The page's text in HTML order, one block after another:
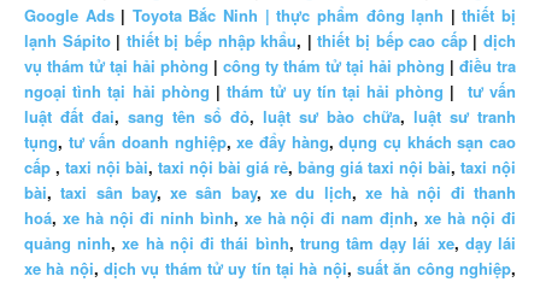
Google Ads| Toyota Bắc Ninh | thực phẩm đông lạnh |thiết bị
lạnh Sápito | thiết bị bếp nhập khẩu, |thiết bị bếp cao cấp|dịch
vụ thám tử tại hải phòng | công ty thám tử tại hải phòng | điều tra
ngoại tình tại hải phòng |thám tử uy tín tại hải phòng | tư vấn
luật đất đai, sang tên sổ đỏ, luật sư bào chữa, luật sư tranh
tụng, tư vấn doanh nghiệp,xe đẩy hàng,dụng cụ khách sạn cao
cấp , taxi nội bài, taxi nội bài giá rẻ, bảng giá taxi nội bài, taxi nội
bài,taxi sân bay,xe sân bay,xe du lịch, xe hà nội đi thanh
hoá, xe hà nội đi ninh bình, xe hà nội đi nam định,xe hà nội đi
quảng ninh,xe hà nội đi thái bình, trung tâm dạy lái xe, dạy lái
xe hà nội,dịch vụ thám tử uy tín tại hà nội,suất ăn công nghiệp,